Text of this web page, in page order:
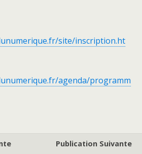
site/inscription.ht
agenda/programm
Publication Suivante